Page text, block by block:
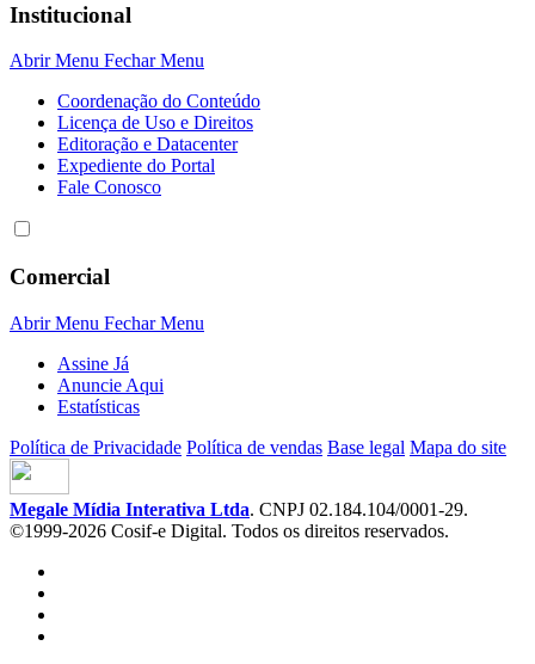
Institucional
Abrir Menu Fechar Menu
Coordenação do Conteúdo
Licença de Uso e Direitos
Editoração e Datacenter
Expediente do Portal
Fale Conosco
Comercial
Abrir Menu Fechar Menu
Assine Já
Anuncie Aqui
Estatísticas
Política de Privacidade Política de vendas Base legal Mapa do site
Megale Mídia Interativa Ltda. CNPJ 02.184.104/0001-29.
©1999-2026 Cosif-e Digital. Todos os direitos reservados.